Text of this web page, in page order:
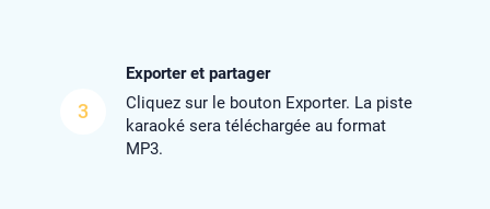
3
Exporter et partager
Cliquez sur le bouton Exporter. La piste
karaoké sera téléchargée au format
MP3.